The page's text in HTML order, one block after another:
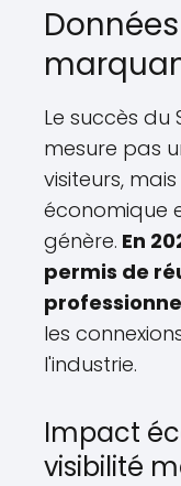
Le succès du
mesure pas
visiteurs,
économique
génère. En
permis de
les
l'industrie.
Impact
visibilité